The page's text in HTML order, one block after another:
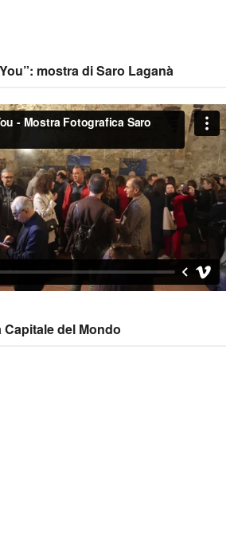
mostra di Saro Laganà
Capitale del Mondo